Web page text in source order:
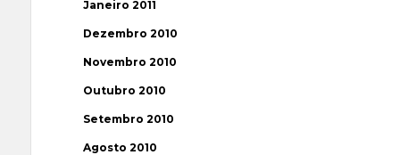
Janeiro 2011
Dezembro 2010
Novembro 2010
Outubro 2010
Setembro 2010
Agosto 2010